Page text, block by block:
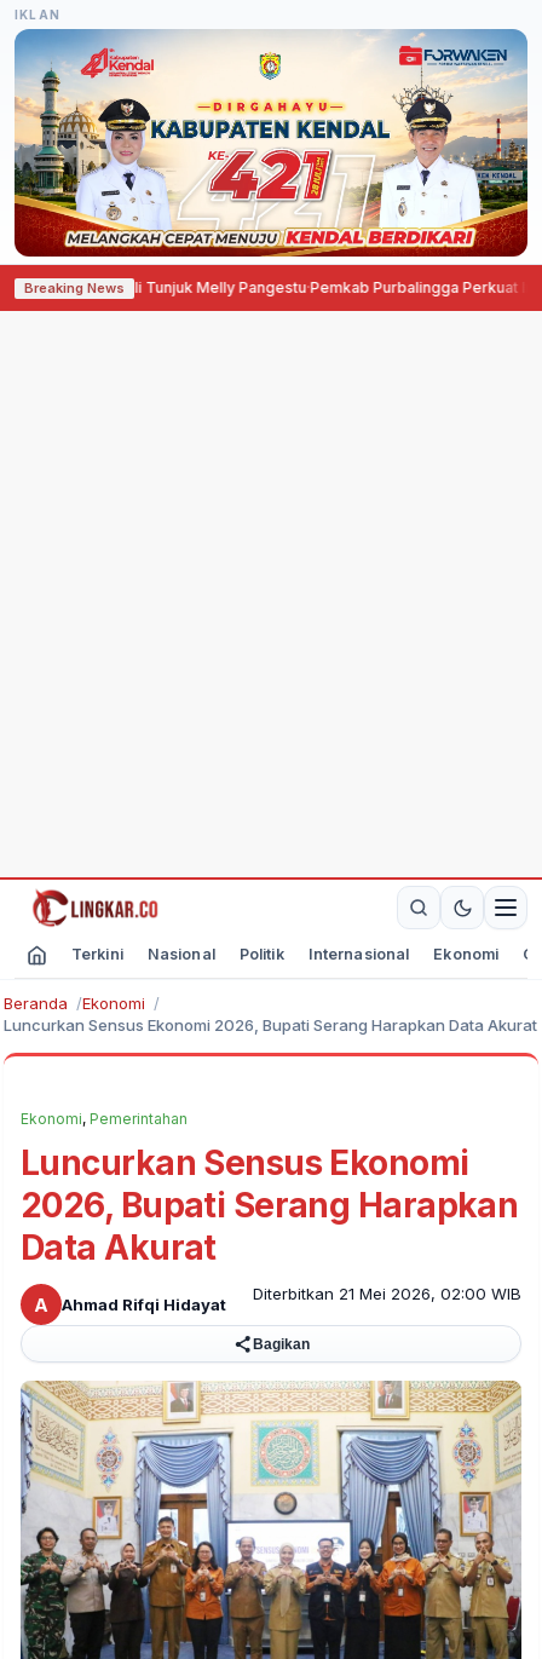
IKLAN
Breaking News
Tunjuk Melly Pangestu·Pemkab Purbalingga Perkuat Investasi
Terkini Nasional Politik Internasional Ekonomi
Beranda
Ekonomi
Luncurkan Sensus Ekonomi 2026, Bupati Serang Harapkan Data Akurat
Ekonomi, Pemerintahan
Luncurkan Sensus Ekonomi
2026, Bupati Serang Harapkan
Data Akurat
A Ahmad Rifqi Hidayat
Diterbitkan 21 Mei 2026, 02:00 WIB
Bagikan